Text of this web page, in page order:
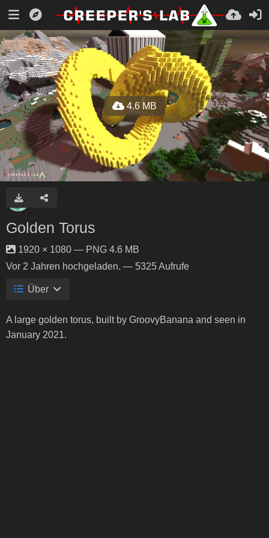
4.6 MB
Golden Torus
1920 × 1080 — PNG 4.6 MB
Vor 2 Jahren hochgeladen. — 5325 Aufrufe
Über
A large golden torus, built by GroovyBanana and seen in
January 2021.